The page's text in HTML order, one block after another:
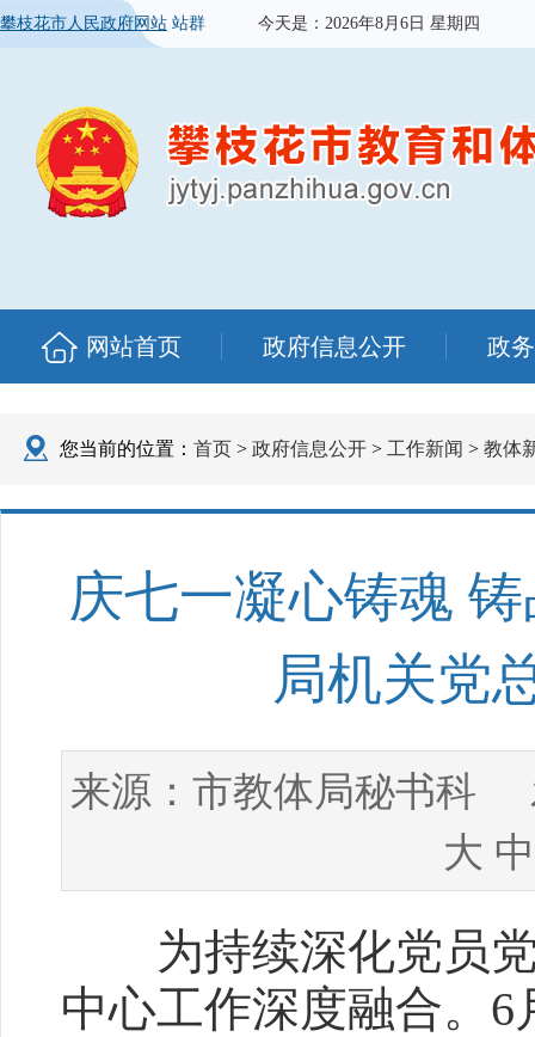
攀枝花市人民政府网站 站群 今天是： 2026年8月6日 星期四
网站首页 政府信息公开 政
您当前的位置： 首页 > 政府信息公开 > 工作新闻 > 教体
庆七一凝心铸魂
局机关党
来源： 市教体局秘书科
大 中
为持续深化党员党
中心工作深度融合。